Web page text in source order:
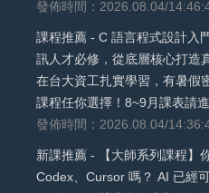
發佈時間：2026.08.04/
課程推薦 - C 語言程式設計入
訊人才必修，從底層核心打造
在台大資工扎實學習，有暑假
課程任你選擇！8~9月課表請
發佈時間：2026.08.04/
新課推薦 - 【大師系列課程】
Codex、Cursor 嗎？ AI 已經